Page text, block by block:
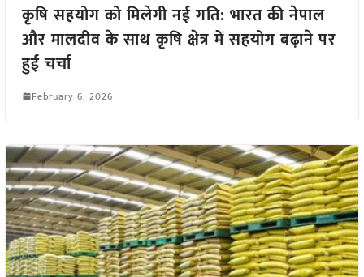
कृषि सहयोग को मिलेगी नई गति: भारत की नेपाल
और मालदीव के साथ कृषि क्षेत्र में सहयोग बढ़ाने पर
हुई चर्चा
February 6, 2026